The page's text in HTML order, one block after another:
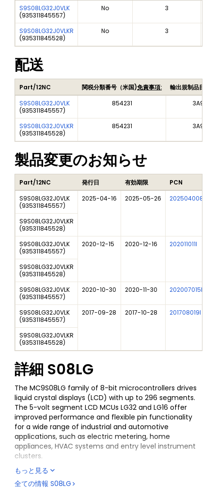
S9S08LG32J0VLK
(935311845557)
No 3
S9S08LG32J0VLKR
(935311845528)
No 3
配送
Part/12NC 関税分類番号（米国)免責事項:
輸出規制品目番
S9S08LG32J0VLK
(935311845557)
854231 3A991A2
S9S08LG32J0VLKR
(935311845528)
854231 3A991A2
製品変更のお知らせ
Part/12NC 発行日 有効期限 PCN
S9S08LG32J0VLK
(935311845557)
2025-04-16 2025-05-26 202504008I
S9S08LG32J0VLKR
(935311845528)
S9S08LG32J0VLK
(935311845557)
2020-12-15 2020-12-16 202011011I
S9S08LG32J0VLKR
(935311845528)
S9S08LG32J0VLK
(935311845557)
2020-10-30 2020-11-30 202007015I
S9S08LG32J0VLK
(935311845557)
2017-09-28 2017-10-28 201708019I
S9S08LG32J0VLKR
(935311845528)
詳細 S08LG
The MC9S08LG family of 8-bit microcontrollers drives
liquid crystal displays (LCD) with up to 296 segments.
The 5-volt segment LCD MCUs LG32 and LG16 offer
improved performance and flexible pin functionality
for a wide range of industrial and automotive
applications, such as electric metering, home
appliances, HVAC systems and entry level instrument
clusters.
もっと見る
全ての情報 S08LG